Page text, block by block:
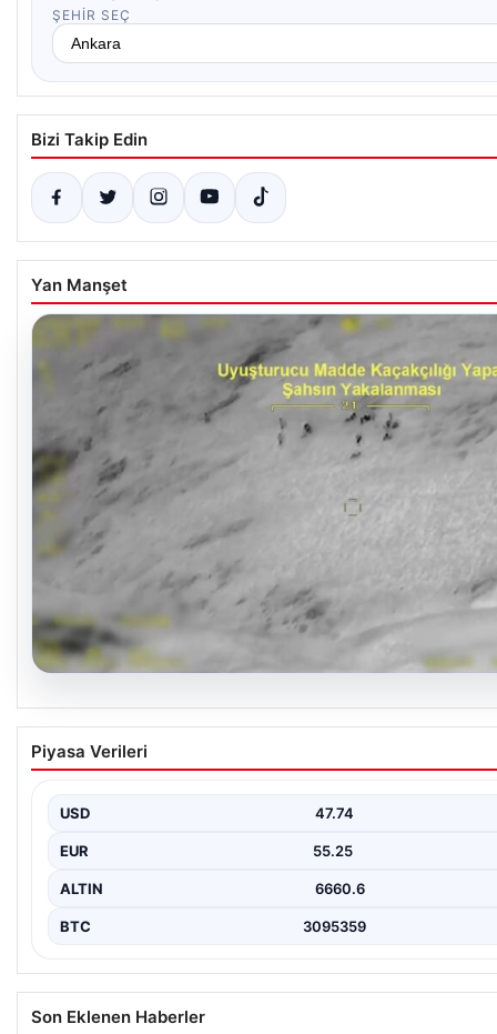
ŞEHIR SEÇ
Bizi Takip Edin
Yan Manşet
07.08.2026
Hakkari’de JİHA Destekli Operasyonda 253
Ele Geçirildi
tarafından gerçekleştirilen ve Jandarma İnsansız…
Piyasa Verileri
USD 47.74
EUR 55.25
ALTIN 6660.6
BTC 3095359
Son Eklenen Haberler